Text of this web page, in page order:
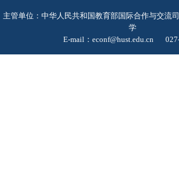
主管单位：中华人民共和国教育部国际合作与交流
学
E-mail：econf@hust.edu.cn